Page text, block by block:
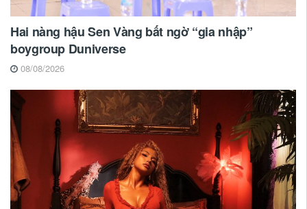
Hai nàng hậu Sen Vàng bất ngờ “gia nhập”
boygroup Duniverse
08/08/2026